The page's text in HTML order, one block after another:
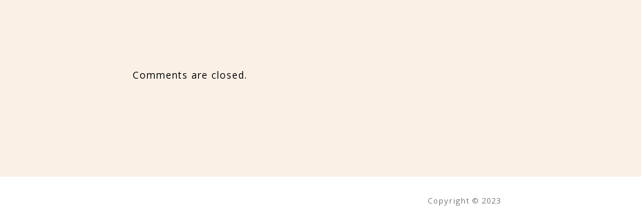
Comments are closed.
Copyright © 2023